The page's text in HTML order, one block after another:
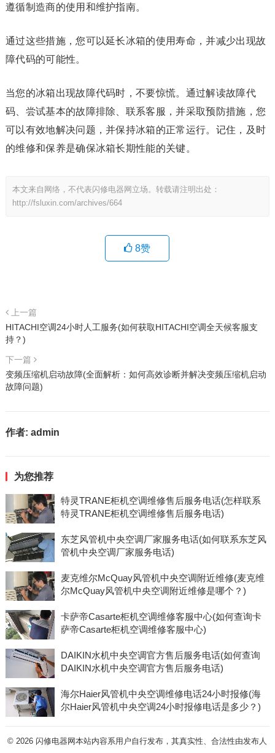
遵循制造商的使用和维护指南。
通过这些措施，您可以延长冰箱的使用寿命，并减少出现故
障代码的可能性。
当您的冰箱出现故障代码时，不要惊慌。通过解读故障代
码、尝试基本的故障排除、联系客服，并采取预防措施，您
可以有效地解决问题，并保持冰箱的正常运行。记住，及时
的维修和保养是确保冰箱长期性能的关键。
本文来自网络，不代表闪修电器网立场。转载请注明出处：
http://fsluxin.com/archives/664
8赞
上一篇
HITACHI空调24小时人工服务(如何获取HITACHI空调全天候客服支
持？)
下一篇
变频压缩机启动故障(全面解析：如何高效诊断并解决变频压缩机启动
故障问题)
作者: admin
为您推荐
特灵TRANE柜机空调维修售后服务电话(怎样联系
特灵TRANE柜机空调维修售后服务电话)
东芝风管机中央空调厂家服务电话(如何联系东芝风
管机中央空调厂家服务电话)
麦克维尔McQuay风管机中央空调附近维修(麦克维
尔McQuay风管机中央空调附近维修是哪个？)
卡萨帝Casarte柜机空调维修客服中心(如何查询卡
萨帝Casarte柜机空调维修客服中心)
DAIKIN水机中央空调官方售后服务电话(如何查询
DAIKIN水机中央空调官方售后服务电话)
海尔Haier风管机中央空调维修电话24小时报修(海
尔Haier风管机中央空调24小时报修电话是多少？)
© 2026 闪修电器网本站内容系用户自行发布，其真实性、合法性由发布人